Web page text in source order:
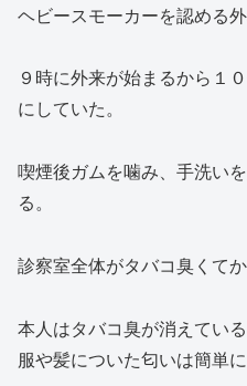
ヘビースモーカーを認める
９時に外来が始まるから１
にしていた。
喫煙後ガムを噛み、手洗い
る。
診察室全体がタバコ臭くてか
本人はタバコ臭が消えてい
服や髪についた匂いは簡単に